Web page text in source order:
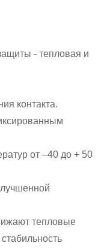
- тепловая и
контакта.
от –40 до + 50
тепловые